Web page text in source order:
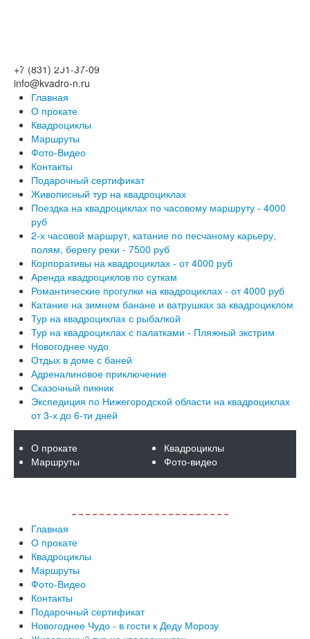
+7 (831) 291-37-09
info@kvadro-n.ru
Главная
О прокате
Квадроциклы
Маршруты
Фото-Видео
Контакты
Подарочный сертификат
Живописный тур на квадроциклах
Поездка на квадроциклах по часовому маршруту - 4000
руб
2-х часовой маршрут, катание по песчаному карьеру,
полям, берегу реки - 7500 руб
Корпоративы на квадроциклах - от 4000 руб
Аренда квадроциклов по суткам
Романтические прогулки на квадроциклах - от 4000 руб
Катание на зимнем банане и ватрушках за квадроциклом
Тур на квадроциклах с рыбалкой
Тур на квадроциклах с палатками - Пляжный экстрим
Новогоднее чудо
Отдых в доме с баней
Адреналиновое приключение
Сказочный пикник
Экспедиция по Нижегородской области на квадроциклах
от 3-х до 6-ти дней
О прокате
Квадроциклы
Маршруты
Фото-видео
Главная
О прокате
Квадроциклы
Маршруты
Фото-Видео
Контакты
Подарочный сертификат
Новогоднее Чудо - в гости к Деду Морозу